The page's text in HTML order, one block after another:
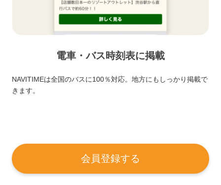
電車・バス時刻表に掲載
NAVITIMEは全国のバスに100％対応。地方にもしっかり掲載で
きます。
会員登録する